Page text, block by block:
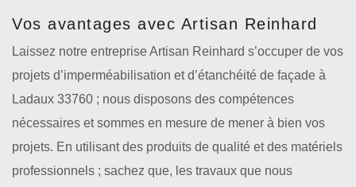
Vos avantages avec Artisan Reinhard
Laissez notre entreprise Artisan Reinhard s’occuper de vos
projets d’imperméabilisation et d’étanchéité de façade à
Ladaux 33760 ; nous disposons des compétences
nécessaires et sommes en mesure de mener à bien vos
projets. En utilisant des produits de qualité et des matériels
professionnels ; sachez que, les travaux que nous